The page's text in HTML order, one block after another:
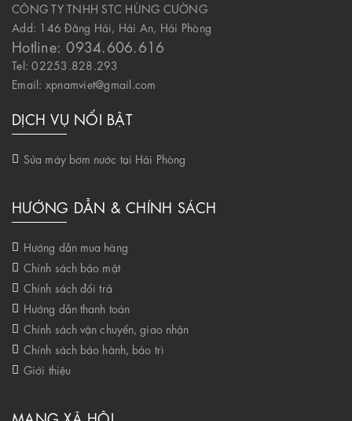
CÔNG TY TNHH STC HÙNG CƯỜNG
Add: 146 Đằng Hải, Hải An, Hải Phòng
Hotline: 0934.606.616
Tel: 02253.828.293
Email: xpnamviet@gmail.com
DỊCH VỤ NỔI BẬT
Sửa máy bơm nước tại Hải Phòng
HƯỚNG DẪN & CHÍNH SÁCH
Hướng dẫn mua hàng
Chính sách bảo mật
Chính sách đổi trả
Hướng dẫn thanh toán
Chính sách vận chuyển, giao nhận
Chính sách bảo hành, bảo trì
Giới thiệu
MẠNG XÃ HỘI